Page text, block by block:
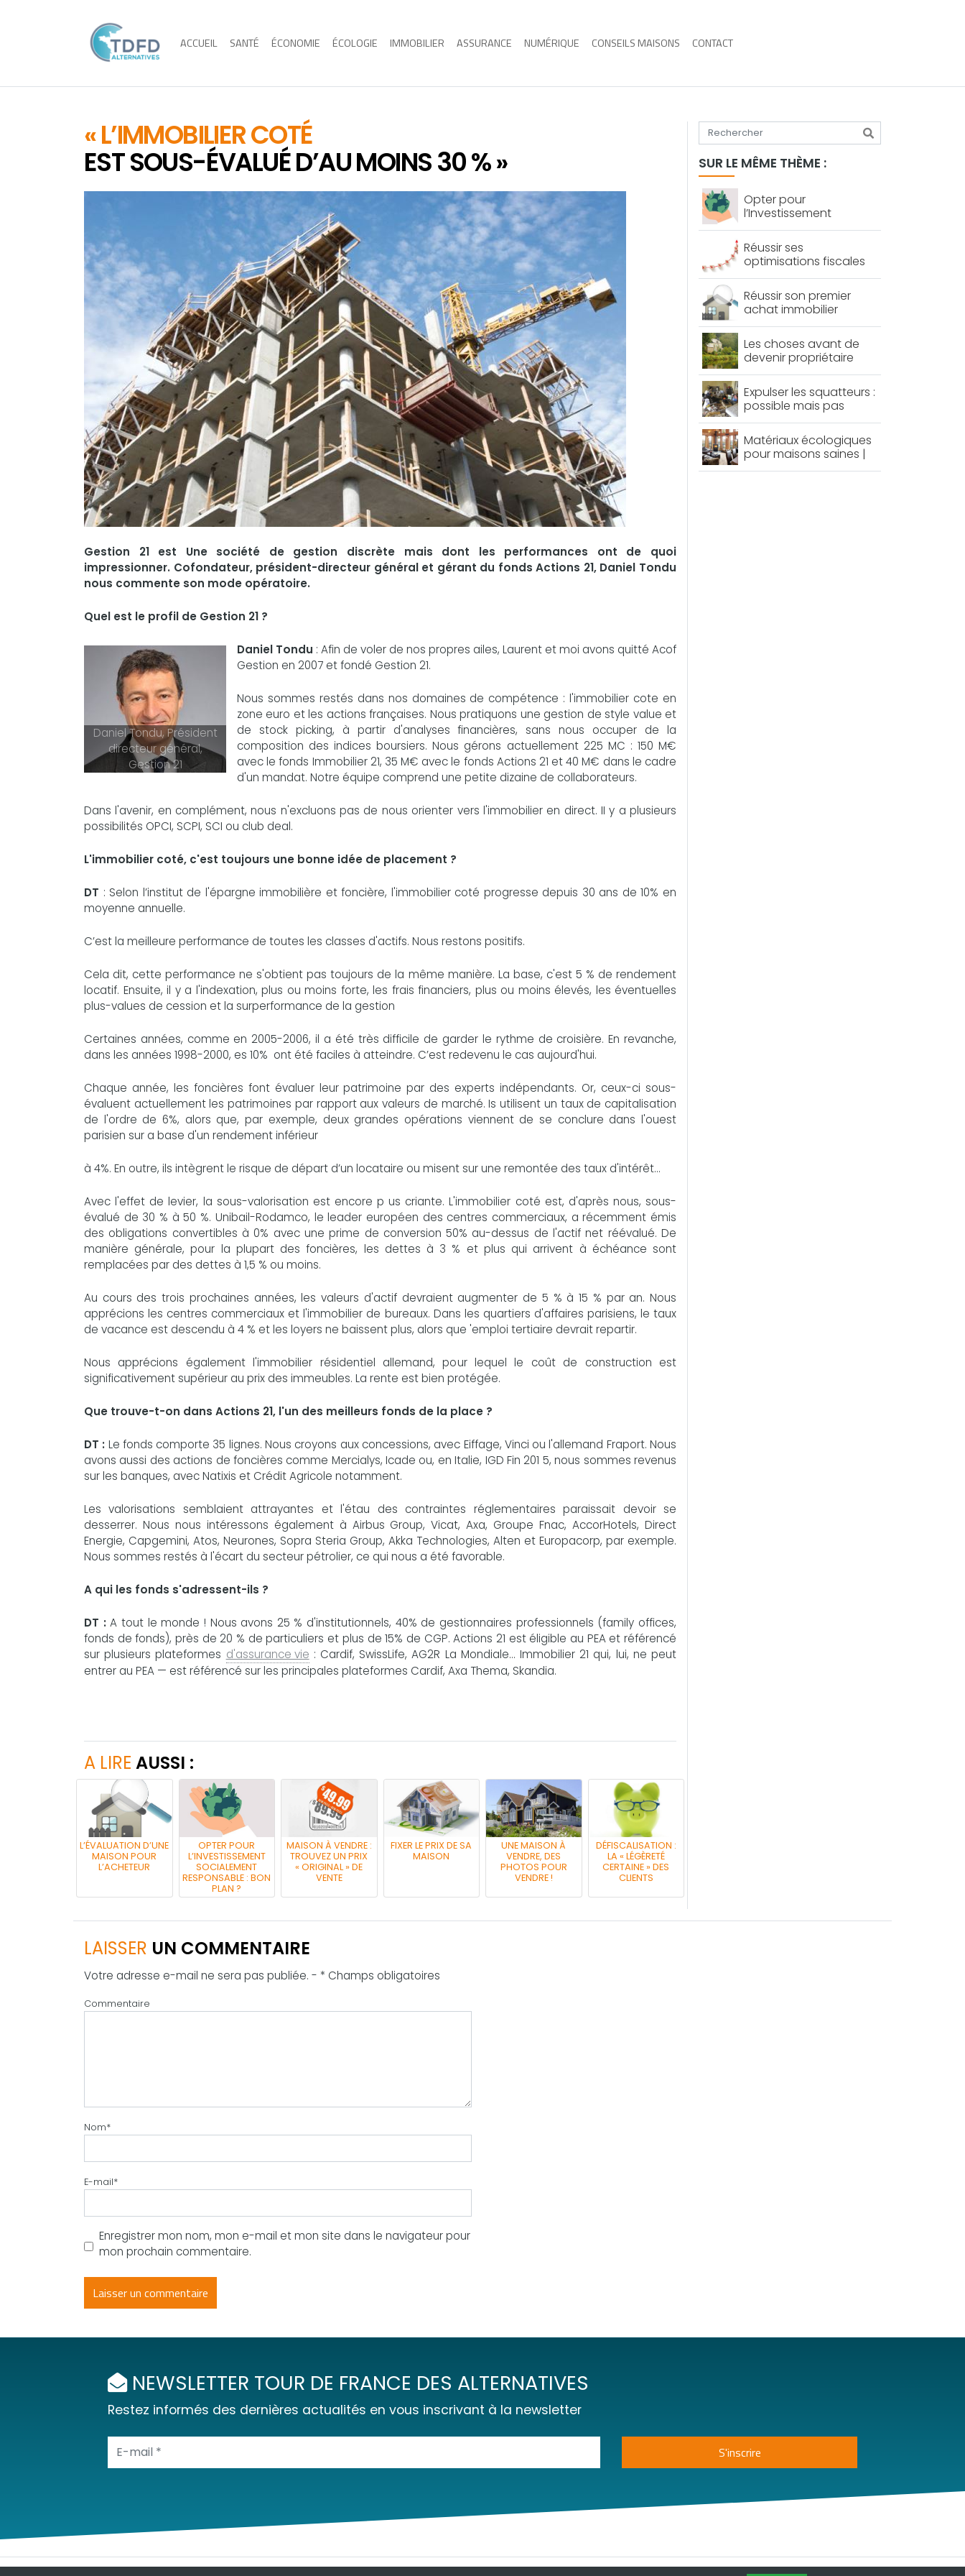
ACCUEIL SANTÉ ÉCONOMIE ÉCOLOGIE IMMOBILIER ASSURANCE NUMÉRIQUE CONSEILS MAISONS CONTACT
« L’IMMOBILIER COTÉ
EST SOUS-ÉVALUÉ D’AU MOINS 30 % »
Gestion 21 est Une société de gestion discrète mais dont les performances ont de quoi
impressionner. Cofondateur, président-directeur général et gérant du fonds Actions 21, Daniel Tondu
nous commente son mode opératoire.
Quel est le profil de Gestion 21 ?
Daniel Tondu, Président
directeur général,
Gestion 21
Daniel Tondu : Afin de voler de nos propres ailes, Laurent et moi avons quitté Acof
Gestion en 2007 et fondé Gestion 21.
Nous sommes restés dans nos domaines de compétence : l'immobilier cote en
zone euro et les actions françaises. Nous pratiquons une gestion de style value et
de stock picking, à partir d'analyses financières, sans nous occuper de la
composition des indices boursiers. Nous gérons actuellement 225 MC : 150 M€
avec le fonds Immobilier 21, 35 M€ avec le fonds Actions 21 et 40 M€ dans le cadre
d'un mandat. Notre équipe comprend une petite dizaine de collaborateurs.
Dans l'avenir, en complément, nous n'excluons pas de nous orienter vers l'immobilier en direct. II y a plusieurs
possibilités OPCI, SCPI, SCI ou club deal.
L'immobilier coté, c'est toujours une bonne idée de placement ?
DT : Selon l’institut de l'épargne immobilière et foncière, l'immobilier coté progresse depuis 30 ans de 10% en
moyenne annuelle.
C’est la meilleure performance de toutes les classes d'actifs. Nous restons positifs.
Cela dit, cette performance ne s'obtient pas toujours de la même manière. La base, c'est 5 % de rendement
locatif. Ensuite, il y a l'indexation, plus ou moins forte, les frais financiers, plus ou moins élevés, les éventuelles
plus-values de cession et la surperformance de la gestion
Certaines années, comme en 2005-2006, il a été très difficile de garder le rythme de croisière. En revanche,
dans les années 1998-2000, es 10% ont été faciles à atteindre. C’est redevenu le cas aujourd'hui.
Chaque année, les foncières font évaluer leur patrimoine par des experts indépendants. Or, ceux-ci sous-
évaluent actuellement les patrimoines par rapport aux valeurs de marché. Is utilisent un taux de capitalisation
de l'ordre de 6%, alors que, par exemple, deux grandes opérations viennent de se conclure dans l'ouest
parisien sur a base d'un rendement inférieur
à 4%. En outre, ils intègrent le risque de départ d’un locataire ou misent sur une remontée des taux d'intérêt...
Avec l'effet de levier, la sous-valorisation est encore p us criante. L'immobilier coté est, d'après nous, sous-
évalué de 30 % à 50 %. Unibail-Rodamco, le leader européen des centres commerciaux, a récemment émis
des obligations convertibles à 0% avec une prime de conversion 50% au-dessus de l'actif net réévalué. De
manière générale, pour la plupart des foncières, les dettes à 3 % et plus qui arrivent à échéance sont
remplacées par des dettes à 1,5 % ou moins.
Au cours des trois prochaines années, les valeurs d'actif devraient augmenter de 5 % à 15 % par an. Nous
apprécions les centres commerciaux et l'immobilier de bureaux. Dans les quartiers d'affaires parisiens, le taux
de vacance est descendu à 4 % et les loyers ne baissent plus, alors que 'emploi tertiaire devrait repartir.
Nous apprécions également l'immobilier résidentiel allemand, pour lequel le coût de construction est
significativement supérieur au prix des immeubles. La rente est bien protégée.
Que trouve-t-on dans Actions 21, l'un des meilleurs fonds de la place ?
DT : Le fonds comporte 35 lignes. Nous croyons aux concessions, avec Eiffage, Vinci ou l'allemand Fraport. Nous
avons aussi des actions de foncières comme Mercialys, Icade ou, en Italie, IGD Fin 201 5, nous sommes revenus
sur les banques, avec Natixis et Crédit Agricole notamment.
Les valorisations semblaient attrayantes et l'étau des contraintes réglementaires paraissait devoir se
desserrer. Nous nous intéressons également à Airbus Group, Vicat, Axa, Groupe Fnac, AccorHotels, Direct
Energie, Capgemini, Atos, Neurones, Sopra Steria Group, Akka Technologies, Alten et Europacorp, par exemple.
Nous sommes restés à l'écart du secteur pétrolier, ce qui nous a été favorable.
A qui les fonds s'adressent-ils ?
DT :A tout le monde ! Nous avons 25 % d'institutionnels, 40% de gestionnaires professionnels (family offices,
fonds de fonds), près de 20 % de particuliers et plus de 15% de CGP. Actions 21 est éligible au PEA et référencé
sur plusieurs plateformes d'assurance vie : Cardif, SwissLife, AG2R La Mondiale... Immobilier 21 qui, lui, ne peut
entrer au PEA — est référencé sur les principales plateformes Cardif, Axa Thema, Skandia.
A LIRE AUSSI :
L’ÉVALUATION D’UNE
MAISON POUR
L’ACHETEUR
OPTER POUR
L’INVESTISSEMENT
SOCIALEMENT
RESPONSABLE : BON
PLAN ?
MAISON À VENDRE :
TROUVEZ UN PRIX
« ORIGINAL » DE
VENTE
FIXER LE PRIX DE SA
MAISON
UNE MAISON À
VENDRE, DES
PHOTOS POUR
VENDRE !
DÉFISCALISATION :
LA « LÉGÈRETÉ
CERTAINE » DES
CLIENTS
Tapez votre recherche
SUR LE MÊME THÈME :
Opter pour
l’Investissement
socialement
responsable : bon plan
?
Réussir ses
optimisations fiscales
Réussir son premier
achat immobilier
Les choses avant de
devenir propriétaire
Expulser les squatteurs :
possible mais pas
facile !
Matériaux écologiques
pour maisons saines |
La chronique de
LAISSER UN COMMENTAIRE
Votre adresse e-mail ne sera pas publiée. - * Champs obligatoires
Commentaire
Nom*
E-mail*
Enregistrer mon nom, mon e-mail et mon site dans le navigateur pour
mon prochain commentaire.
NEWSLETTER TOUR DE FRANCE DES ALTERNATIVES
Restez informés des dernières actualités en vous inscrivant à la newsletter